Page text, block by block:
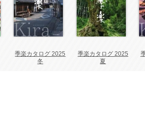
季楽カタログ 2025
冬
季楽カタログ 2025
夏